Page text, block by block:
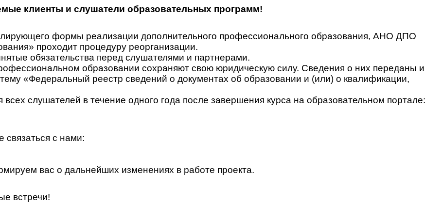
клиенты и слушатели образовательных программ!
формы реализации дополнительного профессионального образования, АНО ДПО
проходит процедуру реорганизации.
обязательства перед слушателями и партнерами.
образовании сохраняют свою юридическую силу. Сведения о них переданы и
«Федеральный реестр сведений о документах об образовании и (или) о квалификации,
слушателей в течение одного года после завершения курса на образовательном портале:
с нами:
вас о дальнейших изменениях в работе проекта.
встречи!